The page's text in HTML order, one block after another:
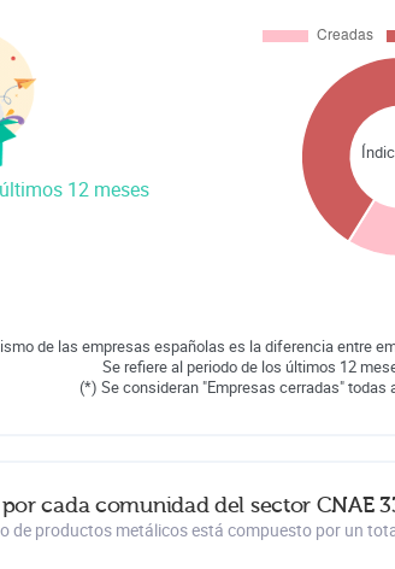
12 meses
de las empresas españolas es la diferencia entre
Se refiere al periodo de los últimos 12
(*) Se consideran "Empresas cerradas"
cada comunidad del sector CNAE
de productos metálicos está compuesto por un